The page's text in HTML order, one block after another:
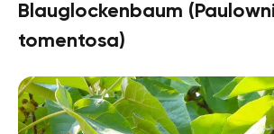
Blauglockenbaum
tomentosa)